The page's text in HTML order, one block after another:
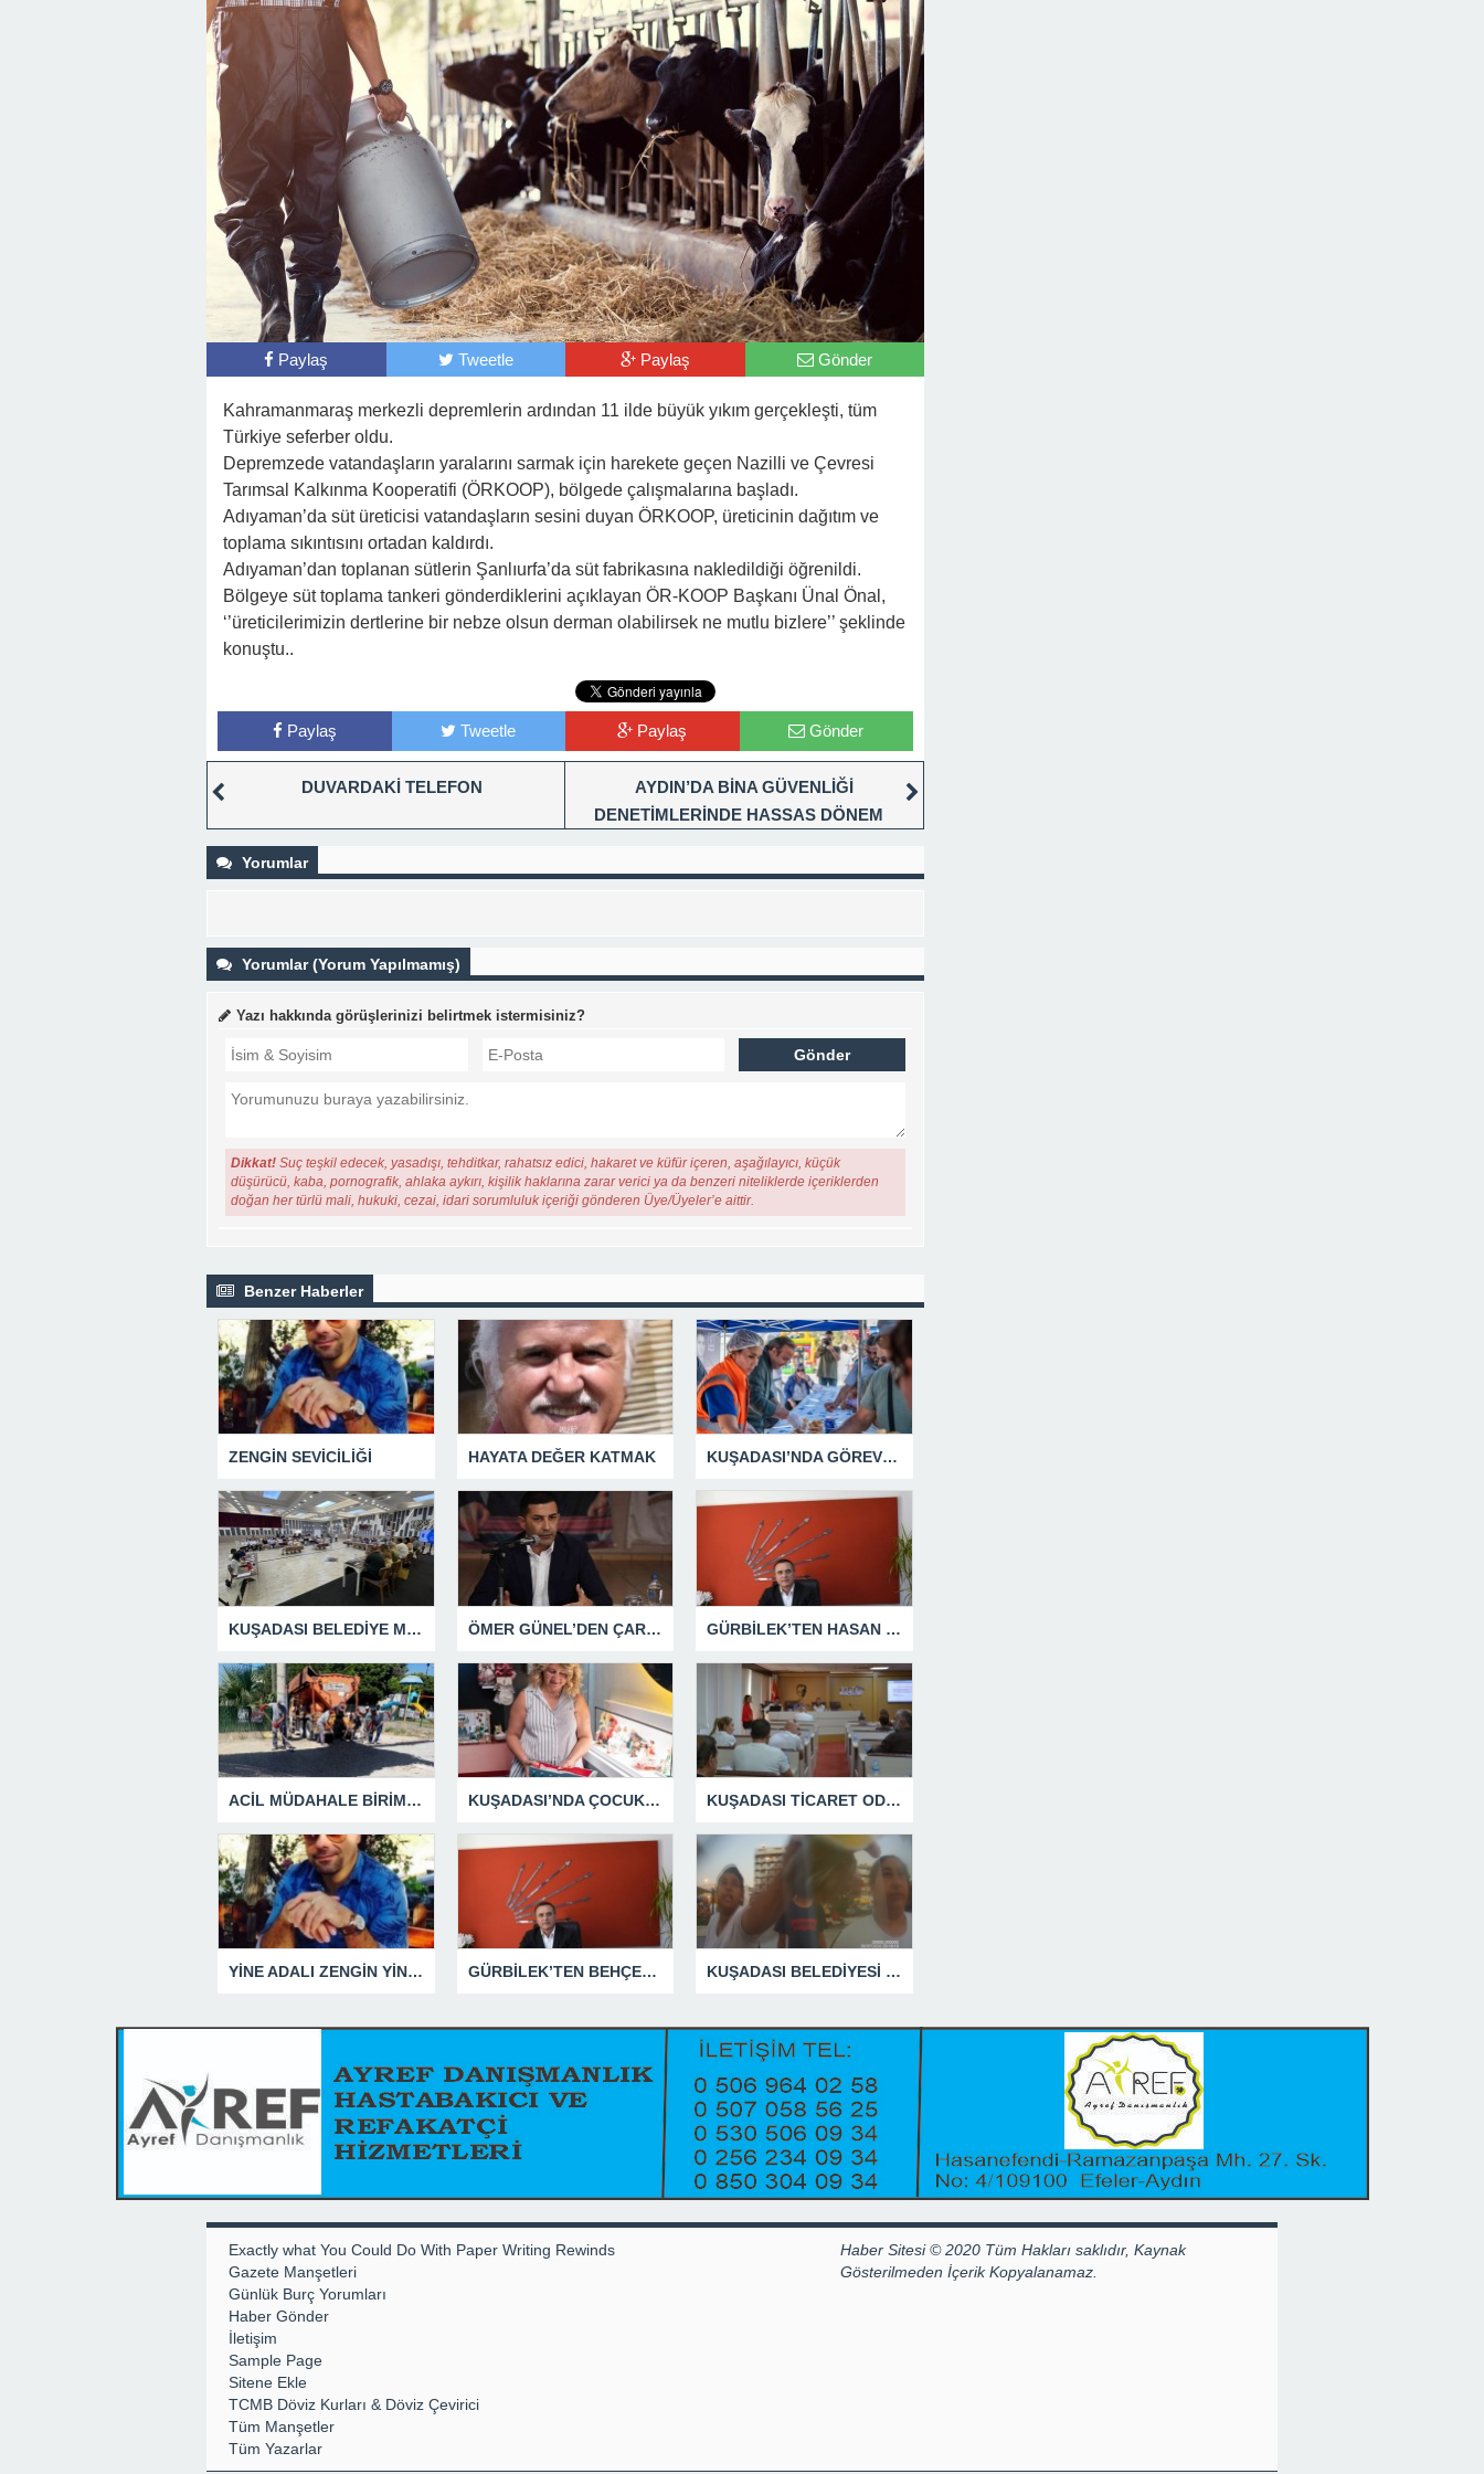
Paylaş Tweetle Paylaş Gönder
Kahramanmaraş merkezli depremlerin ardından 11 ilde büyük yıkım gerçekleşti, tüm
Türkiye seferber oldu.
Depremzede vatandaşların yaralarını sarmak için harekete geçen Nazilli ve Çevresi
Tarımsal Kalkınma Kooperatifi (ÖRKOOP), bölgede çalışmalarına başladı.
Adıyaman’da süt üreticisi vatandaşların sesini duyan ÖRKOOP, üreticinin dağıtım ve
toplama sıkıntısını ortadan kaldırdı.
Adıyaman’dan toplanan sütlerin Şanlıurfa’da süt fabrikasına nakledildiği öğrenildi.
Bölgeye süt toplama tankeri gönderdiklerini açıklayan ÖR-KOOP Başkanı Ünal Önal,
‘’üreticilerimizin dertlerine bir nebze olsun derman olabilirsek ne mutlu bizlere’’ şeklinde
konuştu..
Paylaş Tweetle Paylaş Gönder
DUVARDAKİ TELEFON
AYDIN’DA BİNA GÜVENLİĞİ
DENETİMLERİNDE HASSAS DÖNEM
Yorumlar
Yorumlar (Yorum Yapılmamış)
Yazı hakkında görüşlerinizi belirtmek istermisiniz?
Dikkat! Suç teşkil edecek, yasadışı, tehditkar, rahatsız edici, hakaret ve küfür içeren, aşağılayıcı, küçük
düşürücü, kaba, pornografik, ahlaka aykırı, kişilik haklarına zarar verici ya da benzeri niteliklerde içeriklerden
doğan her türlü mali, hukuki, cezai, idari sorumluluk içeriği gönderen Üye/Üyeler’e aittir.
Benzer Haberler
ZENGİN SEVİCİLİĞİ HAYATA DEĞER KATMAK KUŞADASI’NDA GÖREV ŞEHİTLERİ UNUTULMADI
KUŞADASI BELEDİYE MECLİSİ’NDEN ÖNEMLİ KARARLAR ÖMER GÜNEL’DEN ÇARPICI AÇIKLAMALAR GÜRBİLEK’TEN HASAN SARGIN’A YANIT GECİKMEDİ
ACİL MÜDAHALE BİRİMİ HİZMETİNİ SÜRDÜRÜYOR KUŞADASI’NDA ÇOCUKLUĞUN HATIRALARI OYUNCAK MÜZESİNDE HAYAT BULACAK KUŞADASI TİCARET ODASI TEMMUZ MECLİSİNDE YEREL İŞLETMELERE ANLAMLI DESTEK
YİNE ADALI ZENGİN YİNE BEN DEDİ GÜRBİLEK’TEN BEHÇET ALP’E SERT YANIT KUŞADASI BELEDİYESİ ZABITA MEMURUNU DARBEDEN DİLENCİ 2 KADIN TUTUKLANDI
Exactly what You Could Do With Paper Writing Rewinds
Gazete Manşetleri
Günlük Burç Yorumları
Haber Gönder
İletişim
Sample Page
Sitene Ekle
TCMB Döviz Kurları & Döviz Çevirici
Tüm Manşetler
Tüm Yazarlar
Haber Sitesi © 2020 Tüm Hakları saklıdır, Kaynak
Gösterilmeden İçerik Kopyalanamaz.